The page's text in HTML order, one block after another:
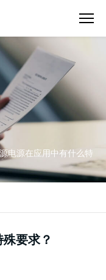
电源在应用中有什么特
要求？